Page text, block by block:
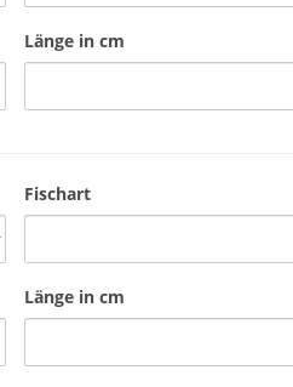
Länge in cm
Fischart
Länge in cm